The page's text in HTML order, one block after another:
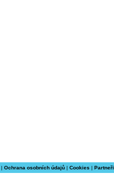
| Ochrana osobních údajů | Cookies | Partneři